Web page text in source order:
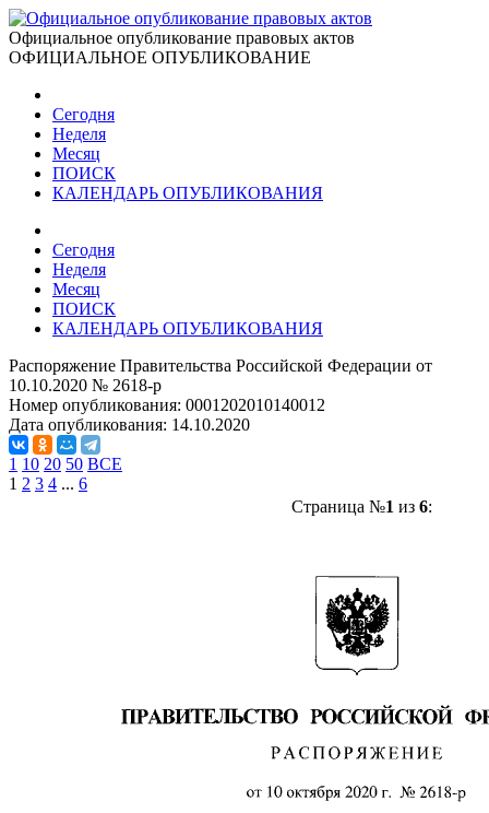
Официальное опубликование правовых актов
ОФИЦИАЛЬНОЕ ОПУБЛИКОВАНИЕ
Сегодня
Неделя
Месяц
ПОИСК
КАЛЕНДАРЬ ОПУБЛИКОВАНИЯ
Сегодня
Неделя
Месяц
ПОИСК
КАЛЕНДАРЬ ОПУБЛИКОВАНИЯ
Распоряжение Правительства Российской Федерации от
10.10.2020 № 2618-р
Номер опубликования: 0001202010140012
Дата опубликования: 14.10.2020
1 10 20 50 ВСЕ
1 2 3 4 ... 6
Страница №1 из 6: